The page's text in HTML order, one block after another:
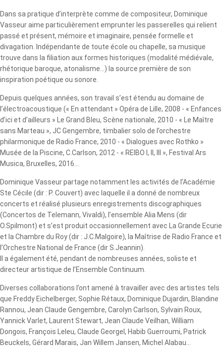
Dans sa pratique d’interprète comme de compositeur, Dominique
Vasseur aime particulièrement emprunter les passerelles qui relient
passé et présent, mémoire et imaginaire, pensée formelle et
divagation. Indépendante de toute école ou chapelle, sa musique
trouve dans la filiation aux formes historiques (modalité médiévale,
rhétorique baroque, atonalisme...) la source première de son
inspiration poétique ou sonore.
Depuis quelques années, son travail s’est étendu au domaine de
l’électroacoustique (« En attendant » Opéra de Lille, 2008 - « Enfances
d’ici et d’ailleurs » Le Grand Bleu, Scène nationale, 2010 - « Le Maître
sans Marteau », JC Gengembre, timbalier solo de l’orchestre
philarmonique de Radio France, 2010 - « Dialogues avec Rothko »
Musée de la Piscine, C.Carlson, 2012 - « REIBO I, II, III », Festival Ars
Musica, Bruxelles, 2016...
Dominique Vasseur partage notamment les activités de l’Académie
Ste Cécile (dir : P. Couvert) avec laquelle il a donné de nombreux
concerts et réalisé plusieurs enregistrements discographiques
(Concertos de Telemann, Vivaldi), l’ensemble Alia Mens (dir
O.Spilmont) et s’est produit occasionnellement avec La Grande Ecurie
et la Chambre du Roy (dir : J.C.Malgoire), la Maîtrise de Radio France et
l’Orchestre National de France (dir S.Jeannin).
​Il a également été, pendant de nombreuses années, soliste et
directeur artistique de l’Ensemble Continuum.
Diverses collaborations l’ont amené à travailler avec des artistes tels
que Freddy Eichelberger, Sophie Rétaux, Dominique Dujardin, Blandine
Rannou, Jean Claude Gengembre, Carolyn Carlson, Sylvain Roux,
Yannick Varlet, Laurent Stewart, Jean Claude Veilhan, William
Dongois, François Leleu, Claude Georgel, Habib Guerroumi, Patrick
Beuckels, Gérard Marais, Jan Willem Jansen, Michel Alabau...